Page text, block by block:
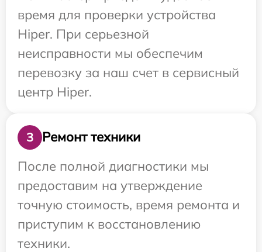
время для проверки устройства
Hiper. При серьезной
неисправности мы обеспечим
перевозку за наш счет в сервисный
центр Hiper.
3
Ремонт техники
После полной диагностики мы
предоставим на утверждение
точную стоимость, время ремонта и
приступим к восстановлению
техники.